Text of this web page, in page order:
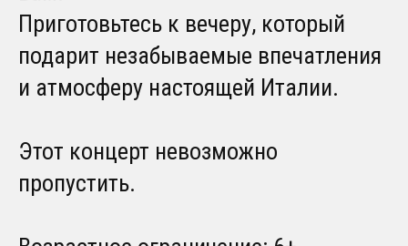
Приготовьтесь к вечеру, который
подарит незабываемые впечатления
и атмосферу настоящей Италии.
Этот концерт невозможно
пропустить.